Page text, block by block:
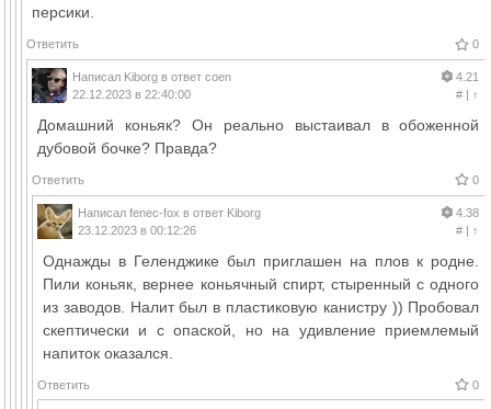
персики.
Ответить 0
Написал Kiborg в ответ coen
22.12.2023 в 22:40:00
4.21
#| ↑
Домашний коньяк? Он реально выстаивал в обоженной
дубовой бочке? Правда?
Ответить 0
Написал fenec-fox в ответ Kiborg
23.12.2023 в 00:12:26
4.38
#| ↑
Однажды в Геленджике был приглашен на плов к родне.
Пили коньяк, вернее коньячный спирт, стыренный с одного
из заводов. Налит был в пластиковую канистру )) Пробовал
скептически и с опаской, но на удивление приемлемый
напиток оказался.
Ответить 0